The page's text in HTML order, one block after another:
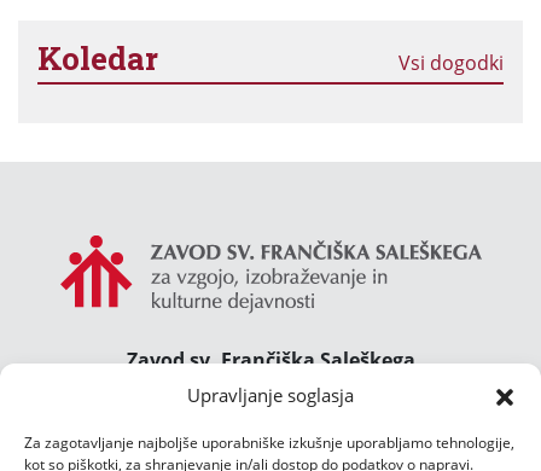
Upravljanje soglasja
Za zagotavljanje najboljše uporabniške izkušnje uporabljamo tehnologije,
kot so piškotki, za shranjevanje in/ali dostop do podatkov o napravi.
Koledar Vsi dogodki
Zavod sv. Frančiška Saleškega
Gimnazija Želimlje ° Dom Janeza Boska ° Majcnov
Želimlje 46, 1291 Škofljica